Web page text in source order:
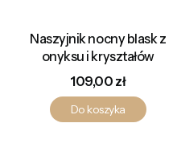
Naszyjnik nocny blask z
onyksu i kryształów
Cena
109,00 zł
Do koszyka